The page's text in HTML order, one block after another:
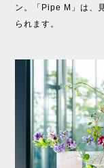
ン。「Pipe M」は、
られます。